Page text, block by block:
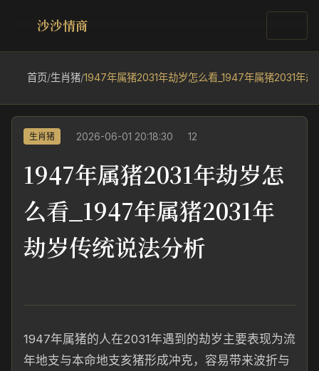
沙沙情商
首页/生肖猪/1947年属猪2031年劫岁怎么看_1947年属猪2031年
生肖猪 2026-06-01 20:18:30 12
1947年属猪2031年劫岁怎
么看_1947年属猪2031年
劫岁传统说法分析
1947年属猪的人在2031年遇到的劫岁主要表现为流
年地支与本命地支亥猪形成冲克，容易带来波折与